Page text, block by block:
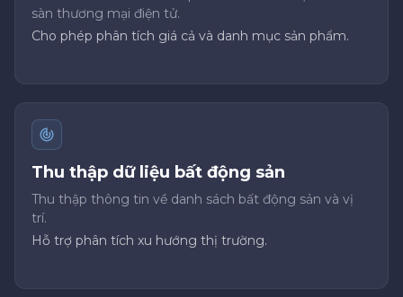
sàn thương mại điện tử.
Cho phép phân tích giá cả và danh mục sản phẩm.
Thu thập dữ liệu bất động sản
Thu thập thông tin về danh sách bất động sản và vị
trí.
Hỗ trợ phân tích xu hướng thị trường.